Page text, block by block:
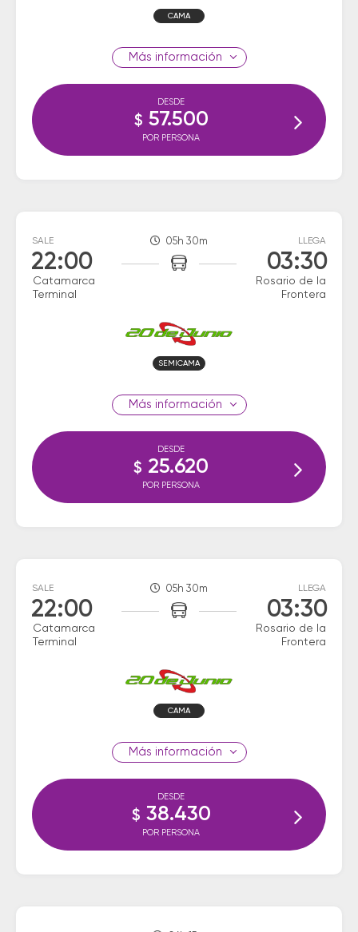
CAMA
información
DESDE
$ 57.500
POR PERSONA
SALE
22:00
Catamarca
Terminal
05h 30m LLEGA
03:30
Rosario de la
Frontera
SEMICAMA
información
DESDE
$ 25.620
POR PERSONA
SALE
22:00
Catamarca
Terminal
05h 30m LLEGA
03:30
Rosario de la
Frontera
CAMA
información
DESDE
$ 38.430
POR PERSONA